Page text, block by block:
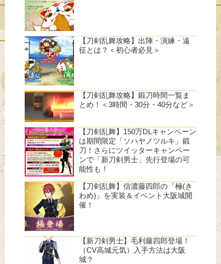
【刀剣乱舞攻略】出陣・演練・遠
征とは？＜初心者必見＞
【刀剣乱舞攻略】鍛刀時間一覧ま
とめ！＜3時間・30分・40分など＞
【刀剣乱舞】150万DLキャンペーン
は期間限定「ソハヤノツルキ」鍛
刀！さらにツイッターキャンペー
ンで「新刀剣男士」先行登場の可
能性も！
【刀剣乱舞】信濃藤四郎の「極(き
わめ)」を実装＆イベント大阪城開
催！
【新刀剣男士】毛利藤四郎登場！
（CV高城元気）入手方法は大阪
城？